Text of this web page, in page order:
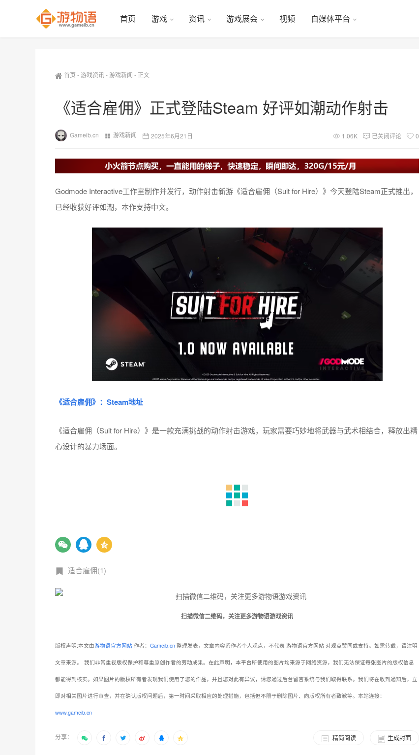
首页 游戏 资讯 游戏展会 视频 自媒体平台
首页 -游戏资讯-游戏新闻 - 正文
《适合雇佣》正式登陆Steam 好评如潮动作射击
Gameib.cn 游戏新闻 2025年6月21日 1.06K 已关闭评论 0
Godmode Interactive工作室制作并发行，动作射击新游《适合雇佣（Suit for Hire）》今天登陆Steam正式推出，
已经收获好评如潮，本作支持中文。
《适合雇佣》：Steam地址
《适合雇佣（Suit for Hire）》是一款充满挑战的动作射击游戏，玩家需要巧妙地将武器与武术相结合，释放出精
心设计的暴力场面。